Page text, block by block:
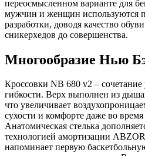
переосмысленном варианте для
мужчин и женщин используются
разработки, доводя качество
сникерхедов до совершенства.
Многообразие Нью
Кроссовки NB 680 v2 – сочетание
гибкости. Верх выполнен из
что увеличивает
сухости и комфорте даже во
Анатомическая стелька
технологией амортизации
напоминает первую